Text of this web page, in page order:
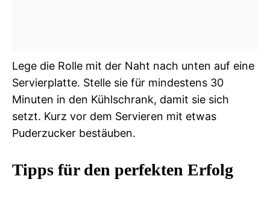
Lege die Rolle mit der Naht nach unten auf eine
Servierplatte. Stelle sie für mindestens 30
Minuten in den Kühlschrank, damit sie sich
setzt. Kurz vor dem Servieren mit etwas
Puderzucker bestäuben.
Tipps für den perfekten Erfolg